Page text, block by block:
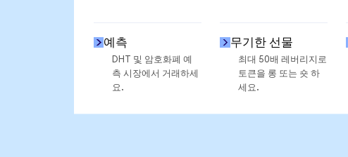
예측
DHT 및 암호화폐 예
측 시장에서 거래하세
요.
무기한 선물
최대 50배 레버리지로
토큰을 롱 또는 숏 하
세요.